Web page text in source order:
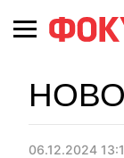
06.12.2024